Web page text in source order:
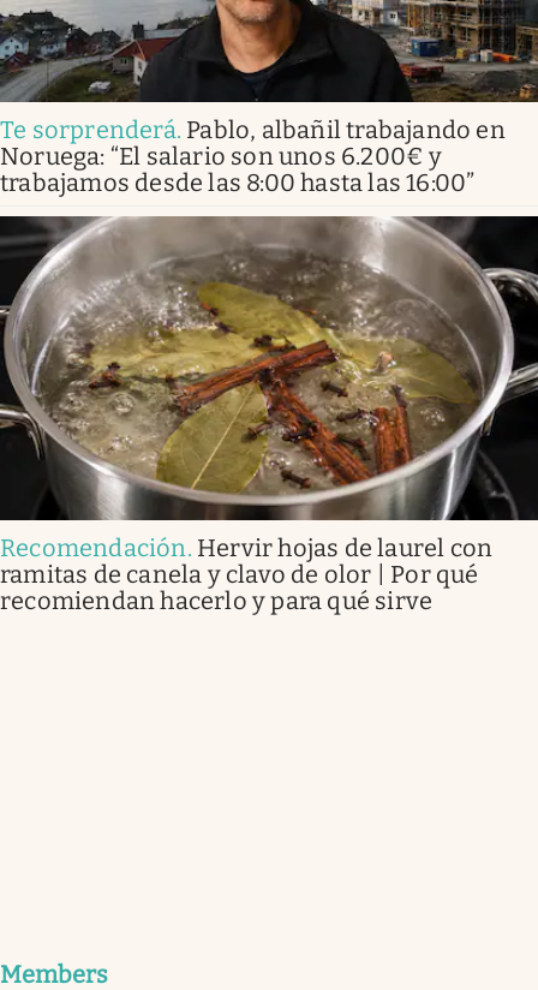
Te sorprenderá. Pablo, albañil trabajando en
Noruega: “El salario son unos 6.200€ y
trabajamos desde las 8:00 hasta las 16:00”
Recomendación. Hervir hojas de laurel con
ramitas de canela y clavo de olor | Por qué
recomiendan hacerlo y para qué sirve
Members